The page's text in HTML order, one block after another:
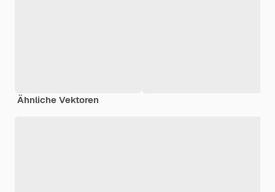
Ähnliche Vektoren